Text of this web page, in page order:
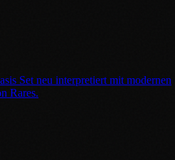
Set neu interpretiert mit modernen
Rares.